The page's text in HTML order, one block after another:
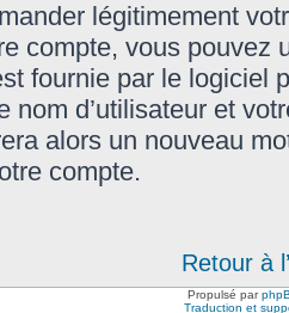
légitimement
compte, vous pouvez
fournie par le logiciel
nom d’utilisateur et
alors un nouveau
compte.
Retour à
Propulsé par
Traduction et